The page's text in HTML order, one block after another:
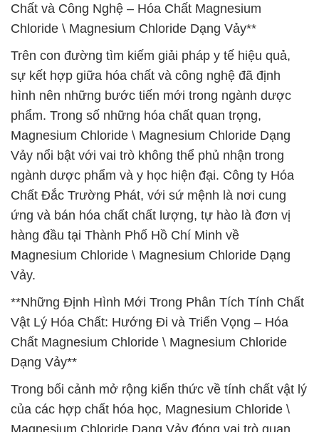
Chất và Công Nghệ – Hóa Chất Magnesium
Chloride \ Magnesium Chloride Dạng Vảy**
Trên con đường tìm kiếm giải pháp y tế hiệu quả,
sự kết hợp giữa hóa chất và công nghệ đã định
hình nên những bước tiến mới trong ngành dược
phẩm. Trong số những hóa chất quan trọng,
Magnesium Chloride \ Magnesium Chloride Dạng
Vảy nổi bật với vai trò không thể phủ nhận trong
ngành dược phẩm và y học hiện đại. Công ty Hóa
Chất Đắc Trường Phát, với sứ mệnh là nơi cung
ứng và bán hóa chất chất lượng, tự hào là đơn vị
hàng đầu tại Thành Phố Hồ Chí Minh về
Magnesium Chloride \ Magnesium Chloride Dạng
Vảy.
**Những Định Hình Mới Trong Phân Tích Tính Chất
Vật Lý Hóa Chất: Hướng Đi và Triển Vọng – Hóa
Chất Magnesium Chloride \ Magnesium Chloride
Dạng Vảy**
Trong bối cảnh mở rộng kiến thức về tính chất vật lý
của các hợp chất hóa học, Magnesium Chloride \
Magnesium Chloride Dạng Vảy đóng vai trò quan